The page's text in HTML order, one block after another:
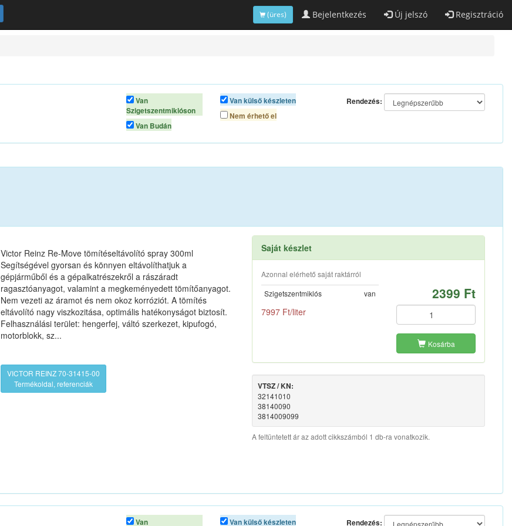
Bejelentkezés Új jelszó Regisztráció
(üres)
Van
Szigetszentmiklóson
Van Budán
Van külső készleten
Nem érhető el
Rendezés:
Victor Reinz Re-Move tömítéseltávolító spray 300ml
Segítségével gyorsan és könnyen eltávolíthatjuk a
gépjárműből és a gépalkatrészekről a rászáradt
ragasztóanyagot, valamint a megkeményedett tömítőanyagot.
Nem vezeti az áramot és nem okoz korróziót. A tömítés
eltávolító nagy viszkozitása, optimális hatékonyságot biztosít.
Felhasználási terület: hengerfej, váltó szerkezet, kipufogó,
motorblokk, sz...
VICTOR REINZ 70-31415-00
Termékoldal, referenciák
Saját készlet
Azonnal elérhető saját raktárról
Szigetszentmiklós
van
7997 Ft/liter
2399 Ft
Kosárba
VTSZ / KN:
32141010
38140090
3814009099
A feltüntetett ár az adott cikkszámból 1 db-ra vonatkozik.
Van Van külső készleten Rendezés: